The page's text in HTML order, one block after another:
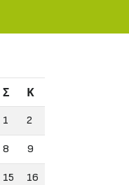
Σ Κ
1 2
8 9
15 16